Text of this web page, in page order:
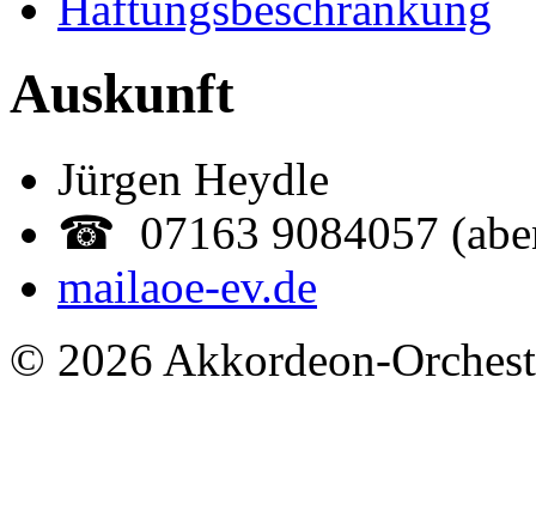
Auskunft
Jürgen Heydle
☎ 07163 9084057
mailaoe-ev.de
© 2026 Akkordeon-